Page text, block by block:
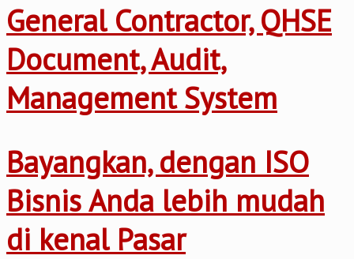
General Contractor, QHSE
Document, Audit,
Management System
Bayangkan, dengan ISO
Bisnis Anda lebih mudah
di kenal Pasar